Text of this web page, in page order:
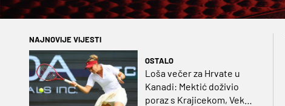
NAJNOVIJE VIJESTI
OSTALO
Loša večer za Hrvate u
Kanadi: Mektić doživio
poraz s Krajicekom, Vekić